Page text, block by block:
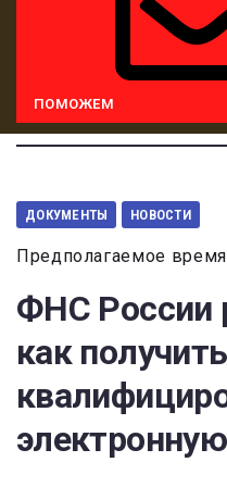
ПОМОЖЕМ
ДОКУМЕНТЫ НОВОСТИ
Предполагаемое
ФНС России
как получить